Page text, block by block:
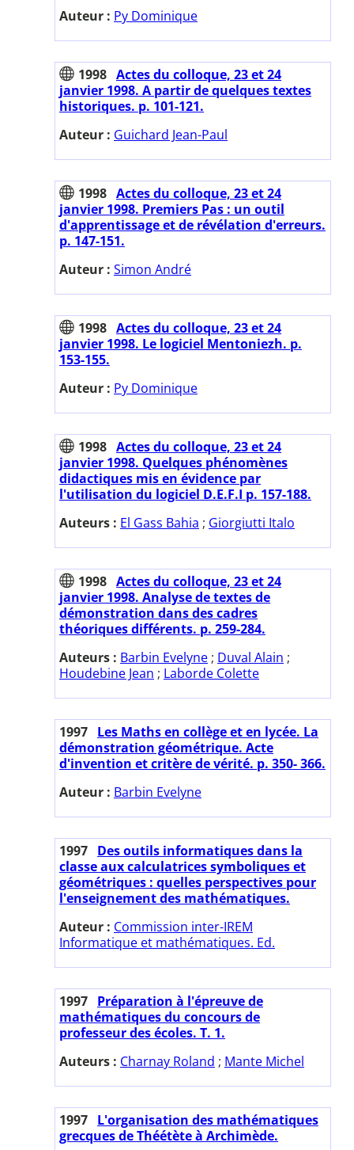
Auteur : Py Dominique
1998 Actes du colloque, 23 et 24
janvier 1998. A partir de quelques textes
historiques. p. 101-121.
Auteur : Guichard Jean-Paul
1998 Actes du colloque, 23 et 24
janvier 1998. Premiers Pas : un outil
d'apprentissage et de révélation d'erreurs.
p. 147-151.
Auteur : Simon André
1998 Actes du colloque, 23 et 24
janvier 1998. Le logiciel Mentoniezh. p.
153-155.
Auteur : Py Dominique
1998 Actes du colloque, 23 et 24
janvier 1998. Quelques phénomènes
didactiques mis en évidence par
l'utilisation du logiciel D.E.F.I p. 157-188.
Auteurs : El Gass Bahia ; Giorgiutti Italo
1998 Actes du colloque, 23 et 24
janvier 1998. Analyse de textes de
démonstration dans des cadres
théoriques différents. p. 259-284.
Auteurs : Barbin Evelyne ; Duval Alain ;
Houdebine Jean ; Laborde Colette
1997 Les Maths en collège et en lycée. La
démonstration géométrique. Acte
d'invention et critère de vérité. p. 350- 366.
Auteur : Barbin Evelyne
1997 Des outils informatiques dans la
classe aux calculatrices symboliques et
géométriques : quelles perspectives pour
l'enseignement des mathématiques.
Auteur : Commission inter-IREM
Informatique et mathématiques. Ed.
1997 Préparation à l'épreuve de
mathématiques du concours de
professeur des écoles. T. 1.
Auteurs : Charnay Roland ; Mante Michel
1997 L'organisation des mathématiques
grecques de Théétète à Archimède.